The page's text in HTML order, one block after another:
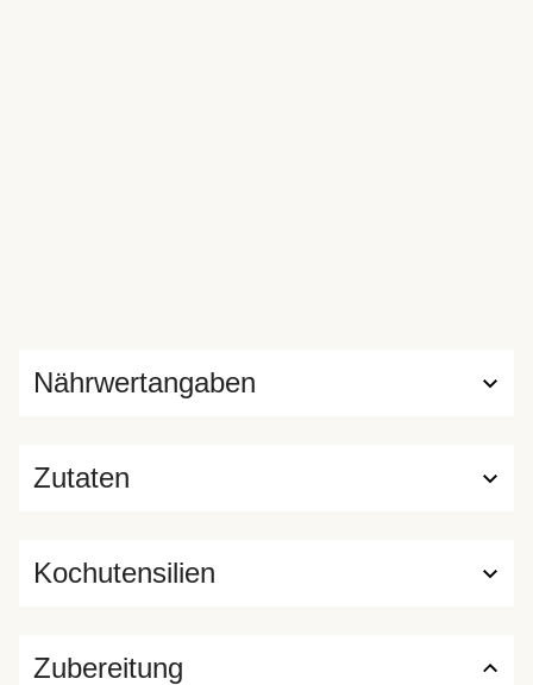
Zutaten
Nährwertangaben
Kochutensilien
Zubereitung